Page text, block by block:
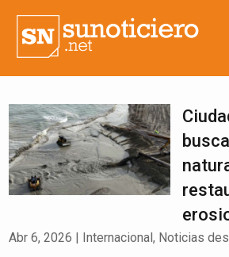
Abr 6, 2026 | Internacional, Noticias